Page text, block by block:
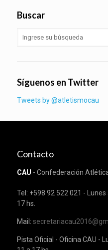
Buscar
Síguenos en Twitter
Tweets by @atletismocau
Contacto
CAU - Confederación
Tel: +598 92 522 021 -
17 hs.
Mail:
Pista Oficial - Oficina CAU -